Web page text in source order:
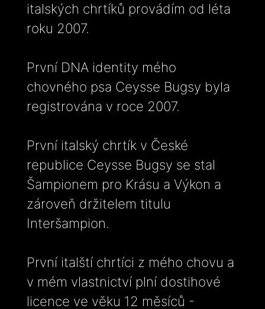
italských chrtíků provádím od léta
roku 2007.
První DNA identity mého
chovného psa Ceysse Bugsy byla
registrována v roce 2007.
První italský chrtík v České
republice Ceysse Bugsy se stal
Šampionem pro Krásu a Výkon a
zároveň držitelem titulu
Interšampion.
První italští chrtíci z mého chovu a
v mém vlastnictví plní dostihové
licence ve věku 12 měsíců -